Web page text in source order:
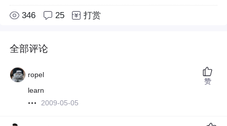
346 25 打赏
全部评论
ropel
learn
2009-05-05
赞